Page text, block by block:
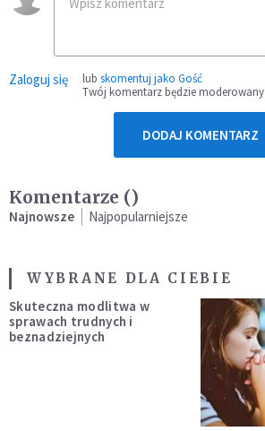
Zaloguj się lub skomentuj jako Gość
Twój komentarz będzie moderowany
DODAJ KOMENTARZ
Komentarze ()
Najnowsze Najpopularniejsze
WYBRANE DLA CIEBIE
Skuteczna modlitwa w
sprawach trudnych i
beznadziejnych